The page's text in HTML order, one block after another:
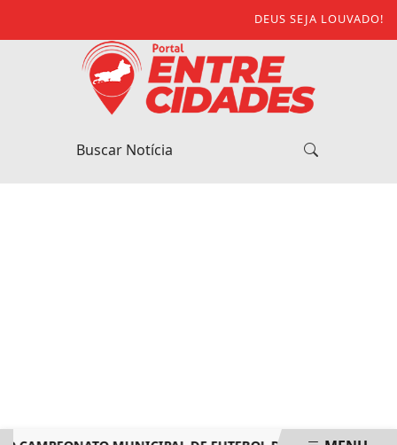
DEUS SEJA LOUVADO!